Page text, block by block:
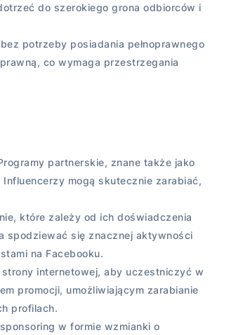
do szerokiego grona odbiorców i
potrzeby posiadania pełnoprawnego
co wymaga przestrzegania
partnerskie, znane także jako
mogą skutecznie zarabiać,
które zależy od ich doświadczenia
spodziewać się znacznej aktywności
na Facebooku.
internetowej, aby uczestniczyć w
promocji, umożliwiającym zarabianie
profilach.
w formie wzmianki o